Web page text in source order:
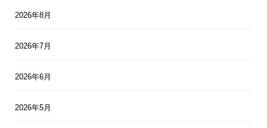
2026年8月
2026年7月
2026年6月
2026年5月